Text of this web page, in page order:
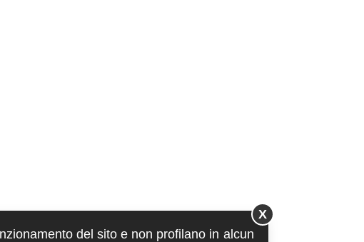
del sito e non profilano in alcun
X